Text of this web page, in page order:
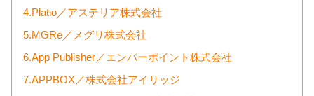
4.Platio／アステリア株式会社
5.MGRe／メグリ株式会社
6.App Publisher／エンバーポイント株式会社
7.APPBOX／株式会社アイリッジ